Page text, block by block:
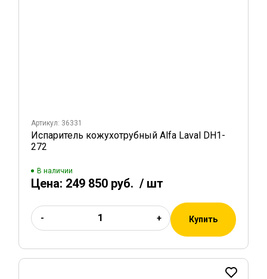
Артикул: 36331
Испаритель кожухотрубный Alfa Laval DH1-
272
В наличии
Цена: 249 850 руб. / шт
- + Купить